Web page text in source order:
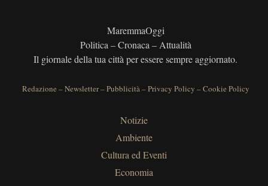
MaremmaOggi
Politica – Cronaca – Attualità
Il giornale della tua città per essere sempre aggiornato.
Redazione –Newsletter–Pubblicità–Privacy Policy –Cookie Policy
Notizie
Ambiente
Cultura ed Eventi
Economia